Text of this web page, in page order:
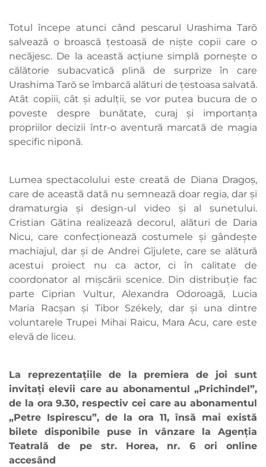
Totul începe atunci când pescarul Urashima Tarō
salvează o broască țestoasă de niște copii care o
necăjesc. De la această acțiune simplă pornește o
călătorie subacvatică plină de surprize în care
Urashima Tarō se îmbarcă alături de țestoasa salvată.
Atât copiii, cât și adulții, se vor putea bucura de o
poveste despre bunătate, curaj și importanța
propriilor decizii într-o aventură marcată de magia
specific niponă.
Lumea spectacolului este creată de Diana Dragoș,
care de această dată nu semnează doar regia, dar și
dramaturgia și design-ul video și al sunetului.
Cristian Gătina realizează decorul, alături de Daria
Nicu, care confecționează costumele și gândește
machiajul, dar și de Andrei Gîjulete, care se alătură
acestui proiect nu ca actor, ci în calitate de
coordonator al mișcării scenice. Din distribuție fac
parte Ciprian Vultur, Alexandra Odoroagă, Lucia
Maria Racșan și Tibor Székely, dar și una dintre
voluntarele Trupei Mihai Raicu, Mara Acu, care este
elevă de liceu.
La reprezentațiile de la premiera de joi sunt
invitați elevii care au abonamentul „Prichindel”,
de la ora 9.30, respectiv cei care au abonamentul
„Petre Ispirescu”, de la ora 11, însă mai există
bilete disponibile puse în vânzare la Agenția
Teatrală de pe str. Horea, nr. 6 ori online
accesând